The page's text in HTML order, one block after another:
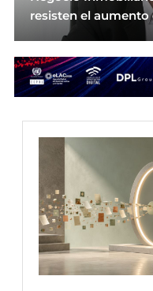
resisten el aumento